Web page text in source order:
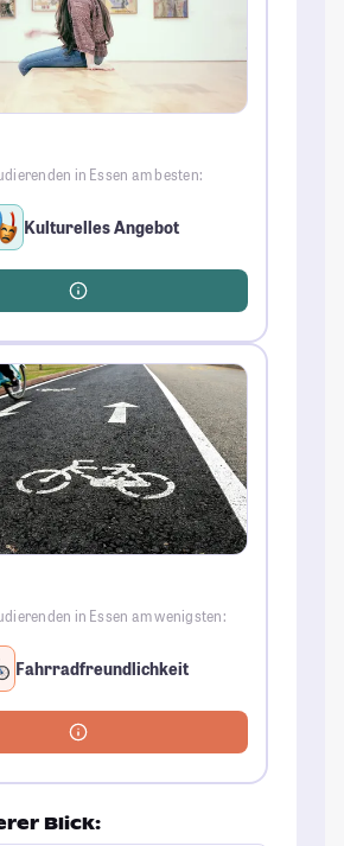
in Essen am besten:
Kulturelles Angebot
in Essen am wenigsten:
Fahrradfreundlichkeit
Blick: